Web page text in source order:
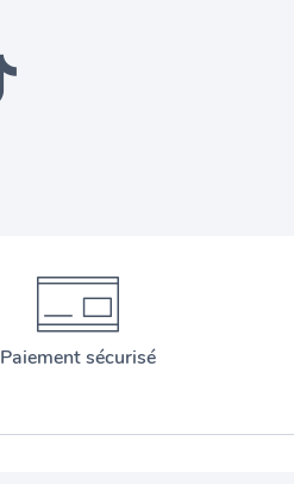
Paiement sécurisé